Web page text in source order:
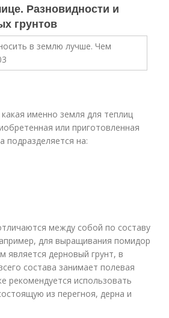
Разновидности и
грунтов
именно земля для теплиц
или приготовленная
подразделяется на:
между собой по составу
для выращивания помидор
является дерновый грунт, в
состава занимает полевая
рекомендуется использовать
из перегноя, дерна и